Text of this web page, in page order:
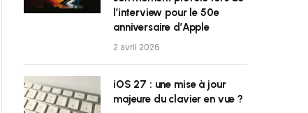
l’interview pour le 50e
anniversaire d’Apple
2 avril 2026
iOS 27 : une mise à jour
majeure du clavier en vue ?